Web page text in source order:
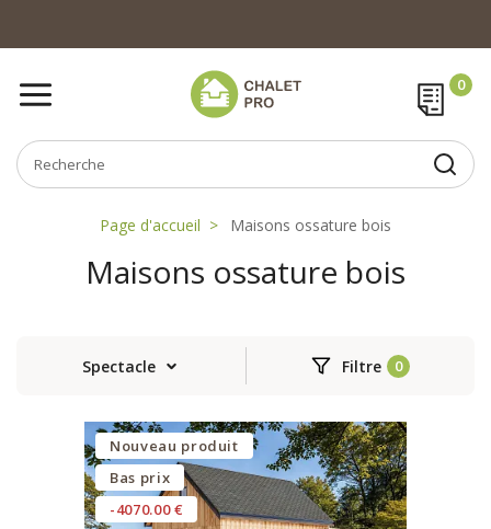
Page d'accueil Maisons ossature bois
Maisons ossature bois
Spectacle Filtre
Nouveau produit
Bas prix
-4070.00 €